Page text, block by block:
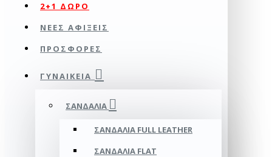
2+1 ΔΩΡΟ
ΝΕΕΣ ΑΦΙΞΕΙΣ
ΠΡΟΣΦΟΡΕΣ
ΓΥΝΑΙΚΕΊΑ
ΣΑΝΔΆΛΙΑ
ΣΑΝΔΆΛΙΑ FULL LEATHER
ΣΑΝΔΆΛΙΑ FLAT